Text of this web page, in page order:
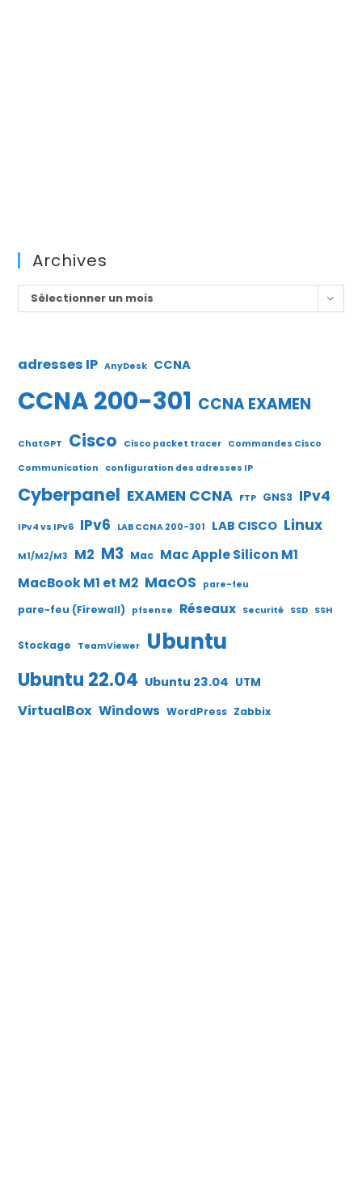
Archives
Archives
Sélectionner un mois
adresses IP AnyDesk CCNA
CCNA 200-301 CCNA EXAMEN
ChatGPT Cisco Cisco packet tracer Commandes Cisco
Communication
configuration des adresses IP
Cyberpanel EXAMEN CCNA FTP GNS3 IPv4
IPv4 vs IPv6 IPv6 LAB CCNA 200-301 LAB CISCO Linux
M1/M2/M3 M2 M3 Mac Mac Apple Silicon M1
MacBook M1 et M2 MacOS pare-feu
pare-feu (Firewall) pfsense Réseaux Securité SSD SSH
Stockage TeamViewer Ubuntu
Ubuntu 22.04 Ubuntu 23.04 UTM
VirtualBox Windows WordPress Zabbix